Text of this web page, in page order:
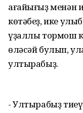
ағайығыҙ менән
көтәбеҙ, ике
үҙаллы тормош
өләсәй булып,
ултырабыҙ.
- Ултырабыҙ